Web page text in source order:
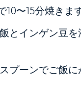
〜15分焼きま
とインゲン豆
プーンでご飯